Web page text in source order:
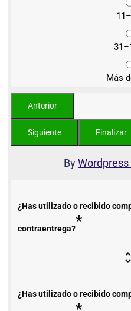
Más
By
¿Has utilizado o recibido
contraentrega?*
¿Has utilizado o recibido